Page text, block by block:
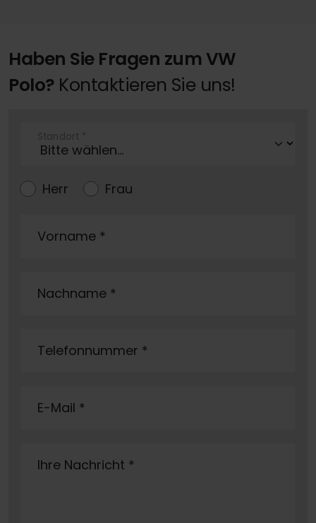
Haben Sie Fragen zum VW
Polo? Kontaktieren Sie uns!
Standort *
Herr Frau
Vorname *
Nachname *
Telefonnummer *
E-Mail *
Ihre Nachricht *